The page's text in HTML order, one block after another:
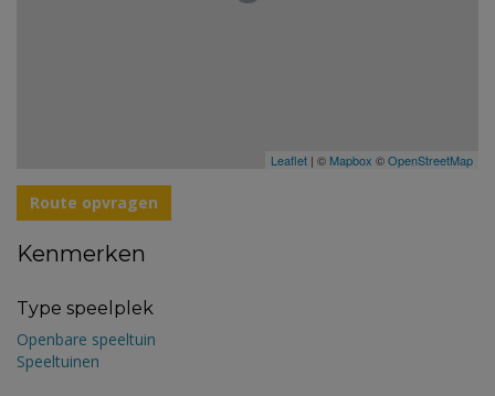
Leaflet | © Mapbox ©OpenStreetMap
Route opvragen
Kenmerken
Type speelplek
Openbare speeltuin
Speeltuinen